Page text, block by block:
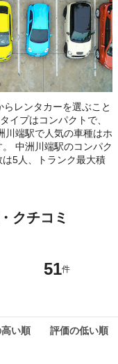
レンタカーを選ぶこと
イプはコンパクトで、
川端駅で人気の車種はホ
中洲川端駅のコンパク
5人、トランク最大積
クチコミ
51件
い順 評価の低い順